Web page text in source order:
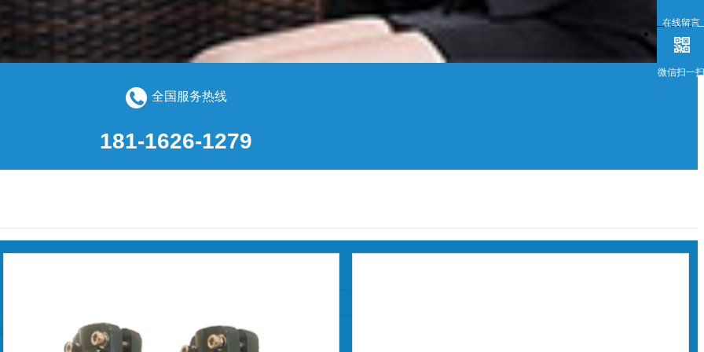
全国服务热线
181-1626-1279
在线留言
微信扫一扫